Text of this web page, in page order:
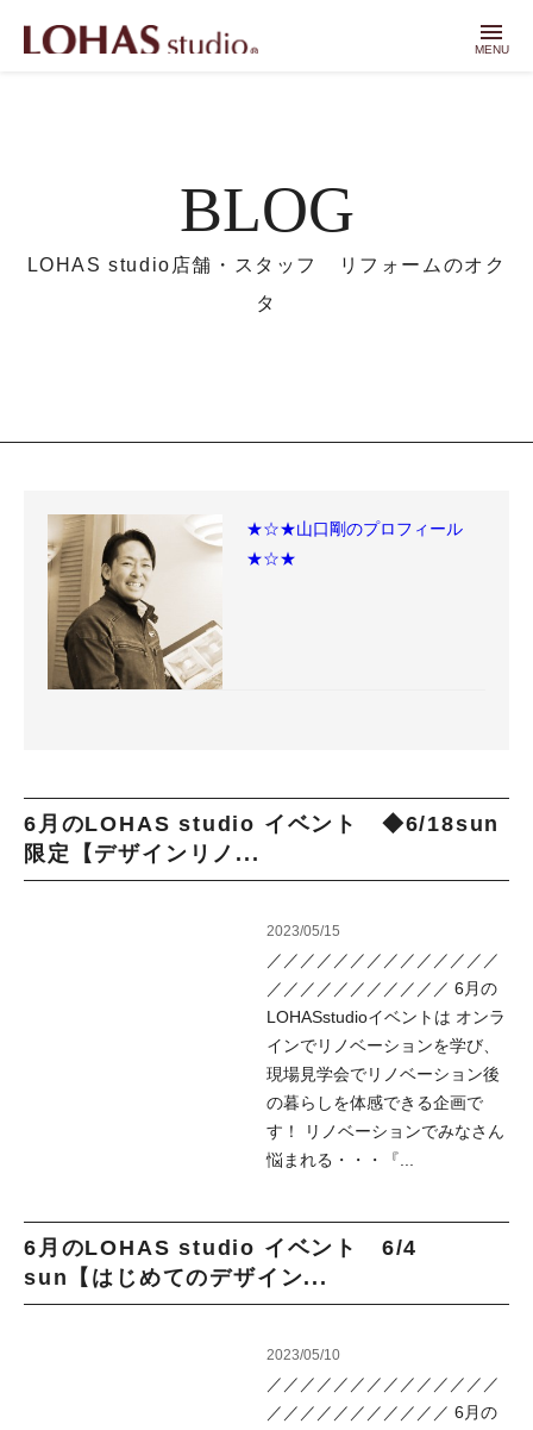
menu
MENU
BLOG
LOHAS studio店舗・スタッフ リフォームのオク
タ
★☆★山口剛のプロフィール
★☆★
6月のLOHAS studio イベント ◆6/18sun
限定【デザインリノ...
2023/05/15
／／／／／／／／／／／／／／
／／／／／／／／／／／ 6月の
LOHASstudioイベントは オンラ
インでリノベーションを学び、
現場見学会でリノベーション後
の暮らしを体感できる企画で
す！ リノベーションでみなさん
悩まれる・・・『...
6月のLOHAS studio イベント 6/4
sun【はじめてのデザイン...
2023/05/10
／／／／／／／／／／／／／／
／／／／／／／／／／／ 6月の